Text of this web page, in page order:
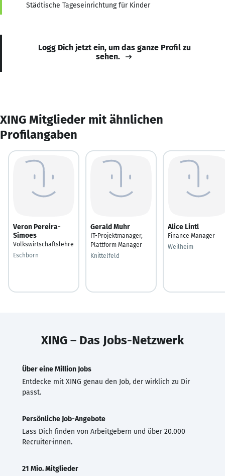
Städtische Tageseinrichtung für Kinder
Logg Dich jetzt ein, um das ganze Profil zu
sehen.
XING Mitglieder mit ähnlichen
Profilangaben
Veron Pereira-
Simoes
Volkswirtschaftslehre
Eschborn
Gerald Muhr
IT-Projektmanager,
Plattform Manager
Knittelfeld
Alice Lintl
Finance Manager
Weilheim
XING – Das Jobs-Netzwerk
Über eine Million Jobs
Entdecke mit XING genau den Job, der wirklich zu Dir
passt.
Persönliche Job-Angebote
Lass Dich finden von Arbeitgebern und über 20.000
Recruiter·innen.
21 Mio. Mitglieder